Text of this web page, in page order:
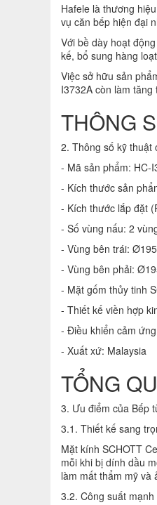
Hafele là thương
vụ căn bếp hiện đại
Với bề dày hoạt
kế, bổ sung hàng
Việc sở hữu sản
I3732A còn làm
THÔNG
2. Thông số kỹ thuật
- Mã sản phẩm: HC-
- Kích thước sản
- Kích thước lắp đặt
- Số vùng nấu: 2
- Vùng bên trái:
- Vùng bên phải:
- Mặt gốm thủy tinh
- Thiết kế viền hợp
- Điều khiển cảm
- Xuất xứ: Malaysia
TỔNG
3. Ưu điểm của Bếp
3.1. Thiết kế sang
Mặt kính SCHOTT
mỗi khi bị dính dầu
làm mất thẩm mỹ và
3.2. Công suất mạnh